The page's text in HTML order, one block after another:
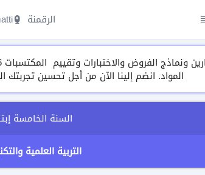
الرقمنة amatti
المواد. انضم إلينا الآن من أجل تحسين تجربتك
السنة الخامسة
التربية العلمية